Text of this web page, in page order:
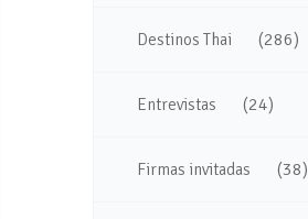
Destinos Thai (286)
Entrevistas (24)
Firmas invitadas (38)